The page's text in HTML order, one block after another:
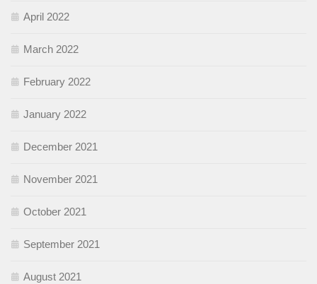
April 2022
March 2022
February 2022
January 2022
December 2021
November 2021
October 2021
September 2021
August 2021